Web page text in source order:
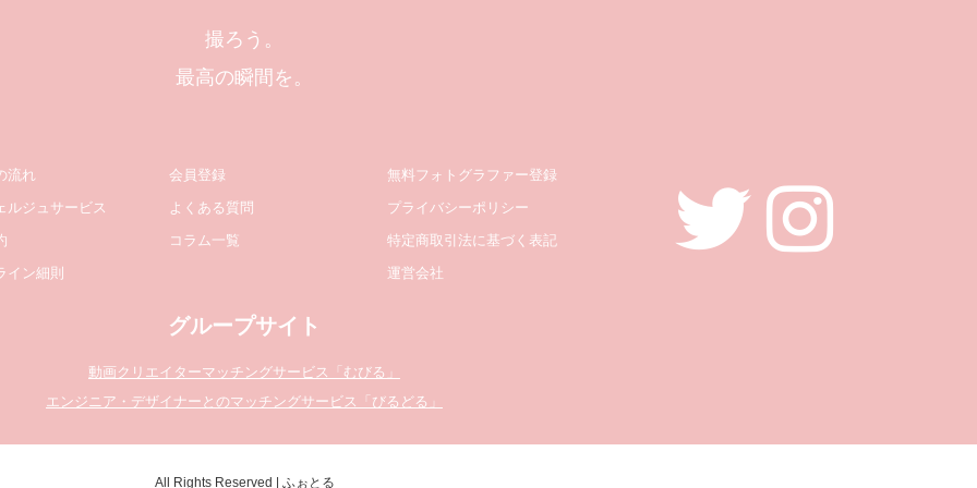
撮ろう。
最高の瞬間を。
流れ
ルジュサービス
イン細則
会員登録
よくある質問
コラム一覧
無料フォトグラファー登録
プライバシーポリシー
特定商取引法に基づく表記
運営会社
グループサイト
動画クリエイターマッチングサービス「むびる」
エンジニア・デザイナーとのマッチングサービス「びるどる」
All Rights Reserved | ふぉとる